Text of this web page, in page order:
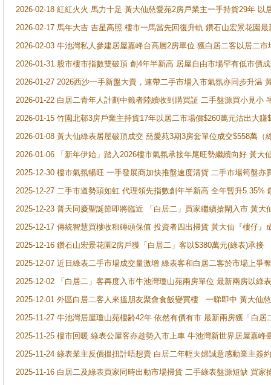
2026-02-18 紅紅火火 馬力十足 黃大仙慈愛苑2房戶業主一手持貨29年 以
2026-02-17 馬年大吉 吉星高照 樓市一馬當先回復升軌 鑽石山宏景花園
2026-02-03 牛池灣私人參建居屋嘉峰台高層2房單位 獲白居二客以居二市
2026-01-31 股市樓市指數雙破頂 創4年半新高 居屋自由市場罕有低市價
2026-01-27 2026西沙一手新盤大賣，連帶二手市場入市氣氛亦同步升温
2026-01-22 白居二青年人計劃中籤者陸續收到購買証 二手盤源買小見小
2026-01-15 竹園北邨3房戶業主持貨17年以居二市場價$260萬元沽出大賺
2026-01-08 黃大仙綠表居屋破頂成交 慈愛苑3期3房套單位成交$558萬（
2026-01-06 「新年伊始」踏入2026樓市氣氛承接年尾旺勢繼續向好 黃
2025-12-30 樓市氣氛暢旺 一手發展商加快推盤速度清貨 二手市場筍盤
2025-12-27 二手市道勢頭如虹 代理領先指數創年半新高 全年暫升5.35%
2025-12-23 普天同慶聖誕節即將臨近 「白居二」買家繼續搶閘入市 黃
2025-12-17 傳統智慧買樓收租磚頭保值 投資者四出掃貨 黃大仙『樓仔
2025-12-16 鑽石山宏景花園2房戶獲「白居二」客以$380萬元(綠表)承接
2025-12-07 近日綠表二手市場成交量激增 綠表客和白居二客於市場上
2025-12-02 「白居二」客再度入市牛池灣瓊山苑兩房單位 最新兩房以綠
2025-12-01 外區白居二客人來搵朋友聚會食飯變買樓 一睇即中 黃大仙
2025-11-27 牛池灣居屋瓊山苑樓齢42年 依然有價有市 最新兩房獲「白居
2025-11-25 樓市回暖 綠表公屋客亦趁勢入市上車 牛池灣新世界居屋嘉峰
2025-11-24 綠表業主反價搵扭計唔想賣 白居二年輕夫婦誠意感動業主簽
2025-11-16 白居二及綠表買家同時出動市場掃貨 二手綠表盤源短缺 買